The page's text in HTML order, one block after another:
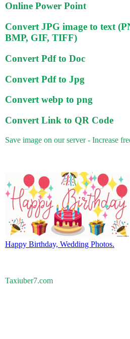
Online Power Point
Convert JPG image to text
BMP, GIF, TIFF)
Convert Pdf to Doc
Convert Pdf to Jpg
Convert webp to png
Convert Link to QR Code
Save image on our server - Increase
Happy Birthday, Wedding Photos.
Taxiuber7.com